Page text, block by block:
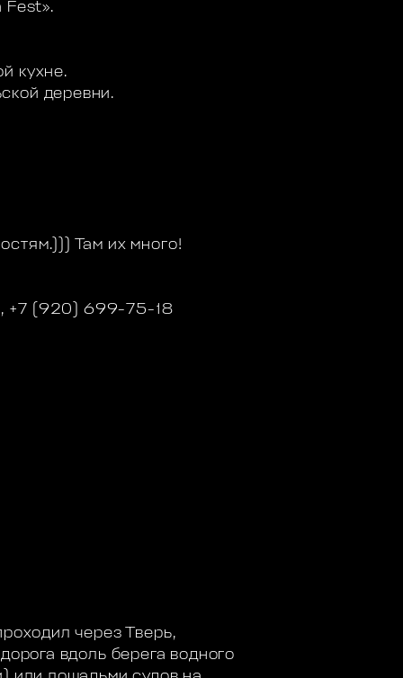
Fest».
кухне.
деревни.
Там их много!
+7 (920) 699-75-18
через Тверь,
вдоль берега водного